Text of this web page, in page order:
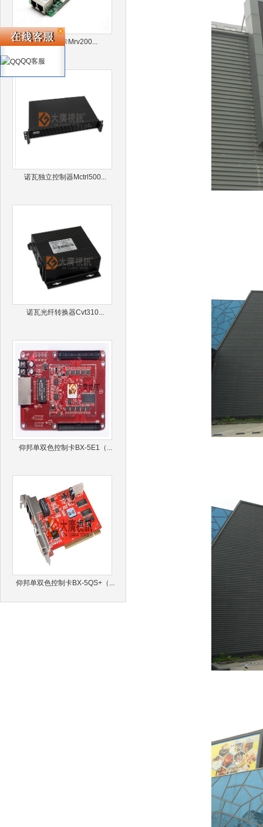
诺瓦接收卡Mrv200...
诺瓦独立控制器Mctrl500...
诺瓦光纤转换器Cvt310...
仰邦单双色控制卡BX-5E1（...
仰邦单双色控制卡BX-5QS+（...
QQ客服